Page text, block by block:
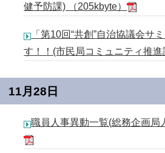
健予防課) （205kbyte）
「第10回“共創”自治協議会サ
す！！(市民局コミュニティ推
11月28日
職員人事異動一覧(総務企画局